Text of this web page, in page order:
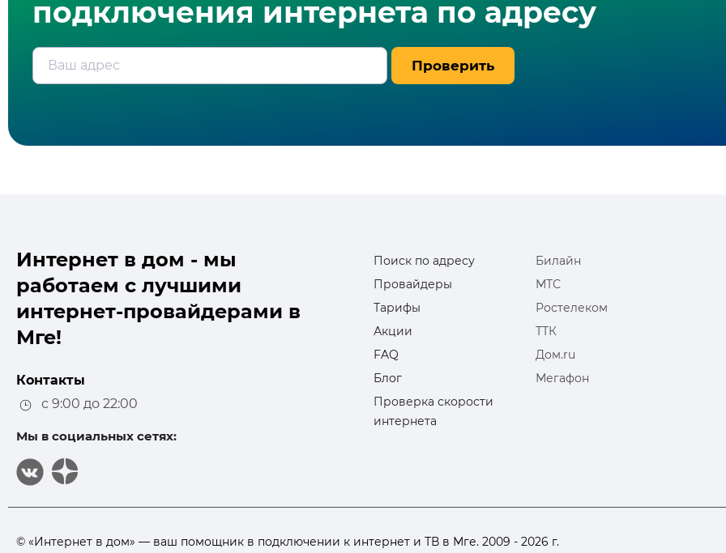
подключения интернета по адресу
Ваш адрес Проверить
Интернет в дом - мы
работаем с лучшими
интернет-провайдерами в
Мге!
Контакты
с 9:00 до 22:00
Мы в социальных сетях:
Поиск по адресу
Провайдеры
Тарифы
Акции
FAQ
Блог
Проверка скорости
интернета
Билайн
МТС
Ростелеком
ТТК
Дом.ru
Мегафон
© «Интернет в дом» — ваш помощник в подключении к интернет и ТВ в Мге. 2009 - 2026 г.